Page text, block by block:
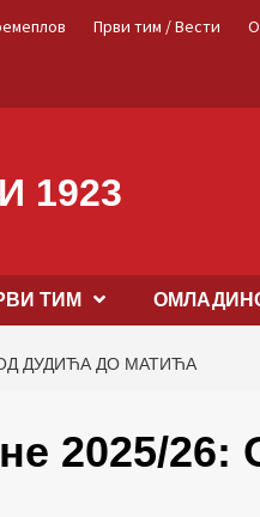
Први тим / Вести
1923
ТИМ
ДУДИЋА ДО МАТИЋА
2025/